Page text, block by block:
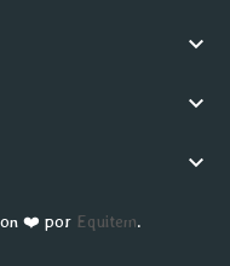
keyboard_arrow_down
keyboard_arrow_down
keyboard_arrow_down
❤️ por Equitem.